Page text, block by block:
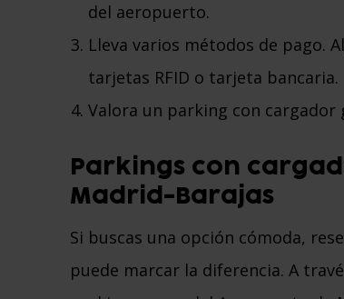
del aeropuerto.
Lleva varios métodos de pago.
tarjetas RFID o tarjeta bancaria.
Valora un parking con cargador
Parkings con
Madrid-Barajas
Si buscas una opción cómoda,
puede marcar la diferencia. A